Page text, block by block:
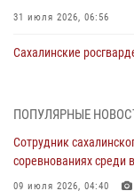
31 июля 2026, 06:56
Сахалинские
методические сборы с
пунктов
ПОПУЛЯРНЫЕ
Сотрудник
соревнованиях среди
09 июля 2026, 04:40